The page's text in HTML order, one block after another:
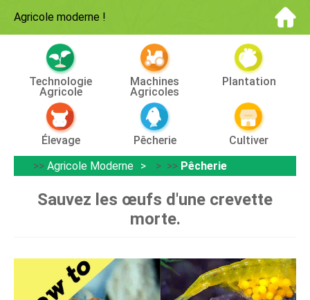
Agricole moderne !
Technologie
Agricole
Machines
Agricoles
Plantation
Élevage Pêcherie
Cultiver
>> Agricole Moderne > >> Pêcherie
Sauvez les œufs d'une crevette
morte.